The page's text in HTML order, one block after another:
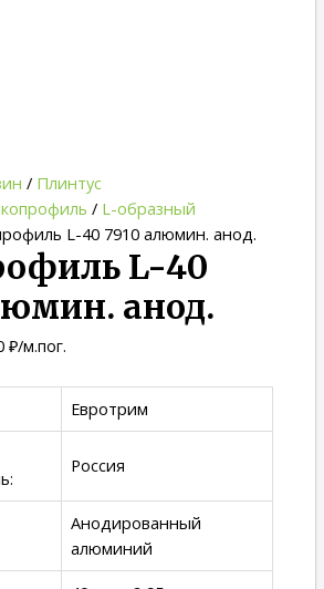
/ Плинтус
/ L-образный
L-40 7910 алюмин. анод.
L-40
анод.
₽/м.пог.
Евротрим
Россия
Анодированный
алюминий